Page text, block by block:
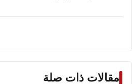
مقالات ذات صلة